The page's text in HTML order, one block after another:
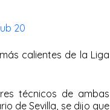
20
calientes de la Liga
técnicos de ambas
de Sevilla, se dijo que